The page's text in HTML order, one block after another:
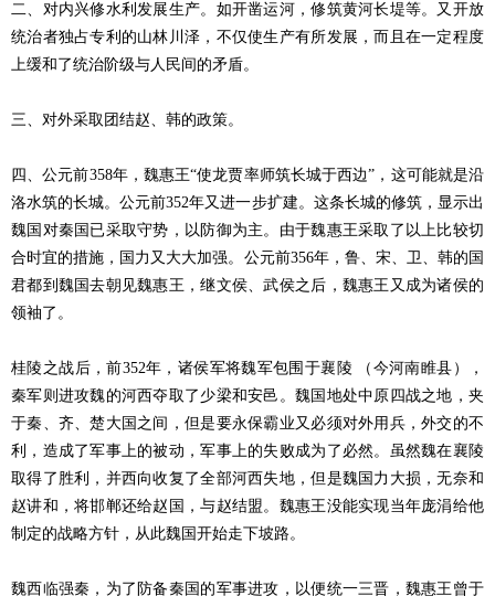
二、对内兴修水利发展生产。如开凿运河，修筑黄河长堤等。又开放
统治者独占专利的山林川泽，不仅使生产有所发展，而且在一定程度
上缓和了统治阶级与人民间的矛盾。
三、对外采取团结赵、韩的政策。
四、公元前358年，魏惠王“使龙贾率师筑长城于西边”，这可能就是沿
洛水筑的长城。公元前352年又进一步扩建。这条长城的修筑，显示出
魏国对秦国已采取守势，以防御为主。由于魏惠王采取了以上比较切
合时宜的措施，国力又大大加强。公元前356年，鲁、宋、卫、韩的国
君都到魏国去朝见魏惠王，继文侯、武侯之后，魏惠王又成为诸侯的
领袖了。
桂陵之战后，前352年，诸侯军将魏军包围于襄陵 （今河南睢县），
秦军则进攻魏的河西夺取了少梁和安邑。魏国地处中原四战之地，夹
于秦、齐、楚大国之间，但是要永保霸业又必须对外用兵，外交的不
利，造成了军事上的被动，军事上的失败成为了必然。虽然魏在襄陵
取得了胜利，并西向收复了全部河西失地，但是魏国力大损，无奈和
赵讲和，将邯郸还给赵国，与赵结盟。魏惠王没能实现当年庞涓给他
制定的战略方针，从此魏国开始走下坡路。
魏西临强秦，为了防备秦国的军事进攻，以便统一三晋，魏惠王曾于